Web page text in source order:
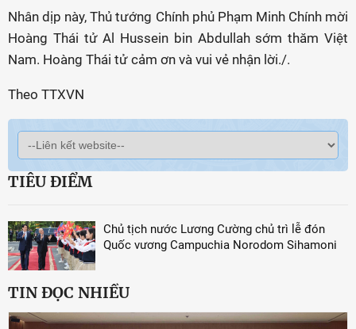
Nhân dịp này, Thủ tướng Chính phủ Phạm Minh Chính mời
Hoàng Thái tử Al Hussein bin Abdullah sớm thăm Việt
Nam. Hoàng Thái tử cảm ơn và vui vẻ nhận lời./.
Theo TTXVN
TIÊU ĐIỂM
Chủ tịch nước Lương Cường chủ trì lễ đón
Quốc vương Campuchia Norodom Sihamoni
TIN ĐỌC NHIỀU